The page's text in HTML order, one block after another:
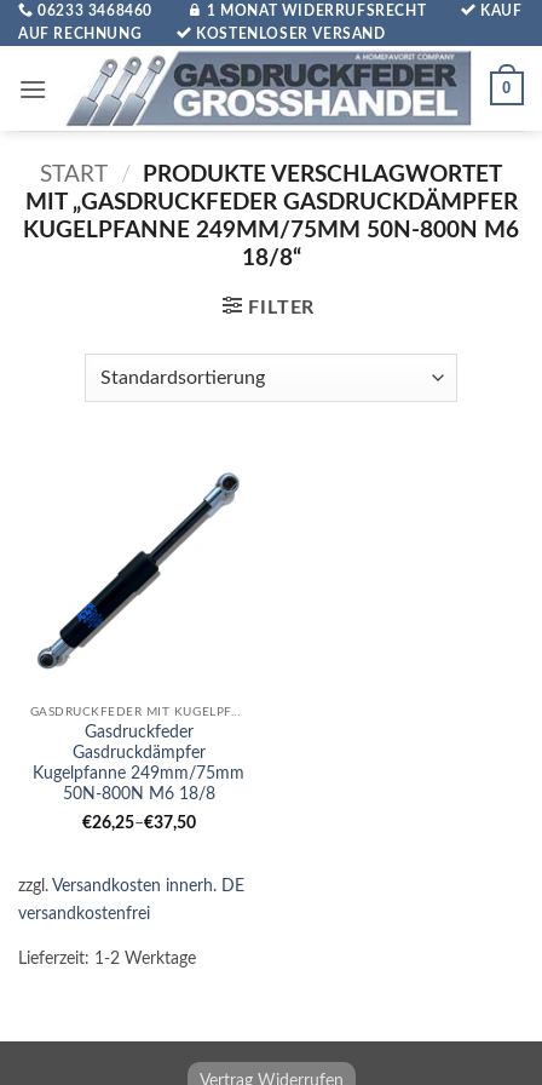
Zum
Inhalt
06233 3468460 1 MONAT WIDERRUFSRECHT
KAUF
AUF RECHNUNG
KOSTENLOSER VERSAND
0
START /
PRODUKTE VERSCHLAGWORTET
MIT „GASDRUCKFEDER GASDRUCKDÄMPFER
KUGELPFANNE 249MM/75MM 50N-800N M6
18/8“
FILTER
GASDRUCKFEDER MIT KUGELPFANNE
Gasdruckfeder
Gasdruckdämpfer
Kugelpfanne 249mm/75mm
50N-800N M6 18/8
€26,25–€37,50
zzgl. Versandkosten innerh. DE
versandkostenfrei
Lieferzeit: 1-2 Werktage
Vertrag Widerrufen